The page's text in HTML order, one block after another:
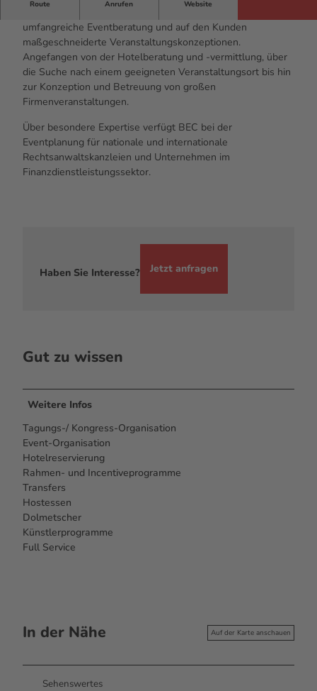
Route Anrufen Website
umfangreiche Eventberatung und auf den Kunden
maßgeschneiderte Veranstaltungskonzeptionen.
Angefangen von der Hotelberatung und -vermittlung, über
die Suche nach einem geeigneten Veranstaltungsort bis hin
zur Konzeption und Betreuung von großen
Firmenveranstaltungen.
Über besondere Expertise verfügt BEC bei der
Eventplanung für nationale und internationale
Rechtsanwaltskanzleien und Unternehmen im
Finanzdienstleistungssektor.
Haben Sie Interesse? Jetzt anfragen
Gut zu wissen
Weitere Infos
Tagungs-/ Kongress-Organisation
Event-Organisation
Hotelreservierung
Rahmen- und Incentiveprogramme
Transfers
Hostessen
Dolmetscher
Künstlerprogramme
Full Service
In der Nähe Auf der Karte anschauen
Sehenswertes